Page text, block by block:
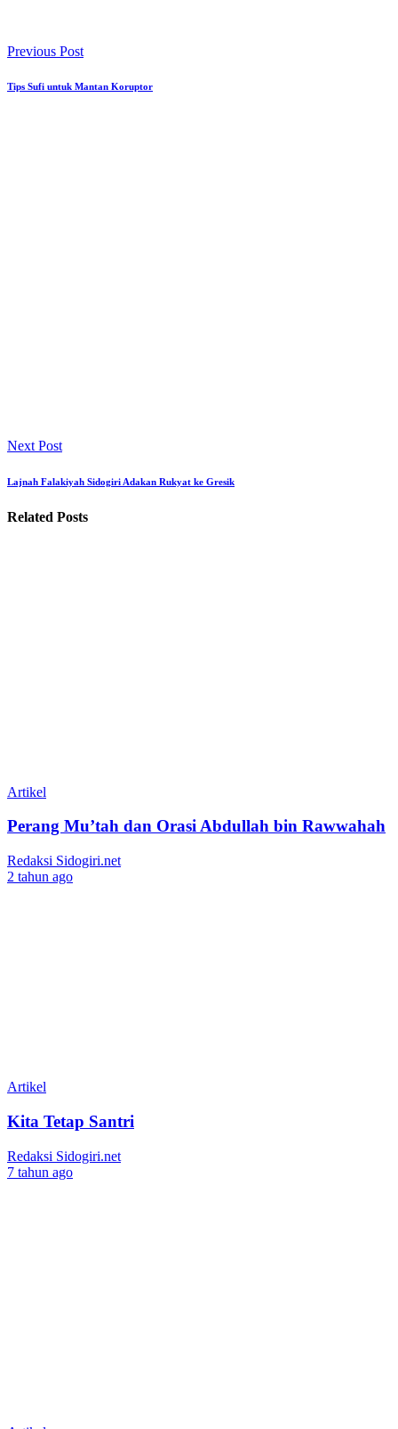
Previous Post
Tips Sufi untuk Mantan Koruptor
Next Post
Lajnah Falakiyah Sidogiri Adakan Rukyat ke Gresik
Related Posts
Artikel
Perang Mu’tah dan Orasi Abdullah bin Rawwahah
Redaksi Sidogiri.net
2 tahun ago
Artikel
Kita Tetap Santri
Redaksi Sidogiri.net
7 tahun ago